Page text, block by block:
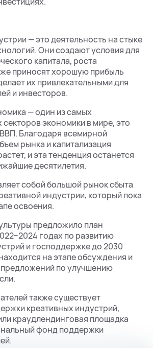
— это деятельность на стыке
Они создают условия для
капитала, роста
приносят хорошую прибыль
их привлекательными для
и инвесторов.
— один из самых
экономики в мире, это
Благодаря всемирной
рынка и капитализация
и эта тенденция останется
десятилетия.
собой большой рынок сбыта
индустрии, который пока
освоения.
предложило план
годах по развитию
и господдержке до 2030
на этапе обсуждения и
по улучшению
также существует
креативных индустрий,
краудлендинговая площадка
фонд поддержки